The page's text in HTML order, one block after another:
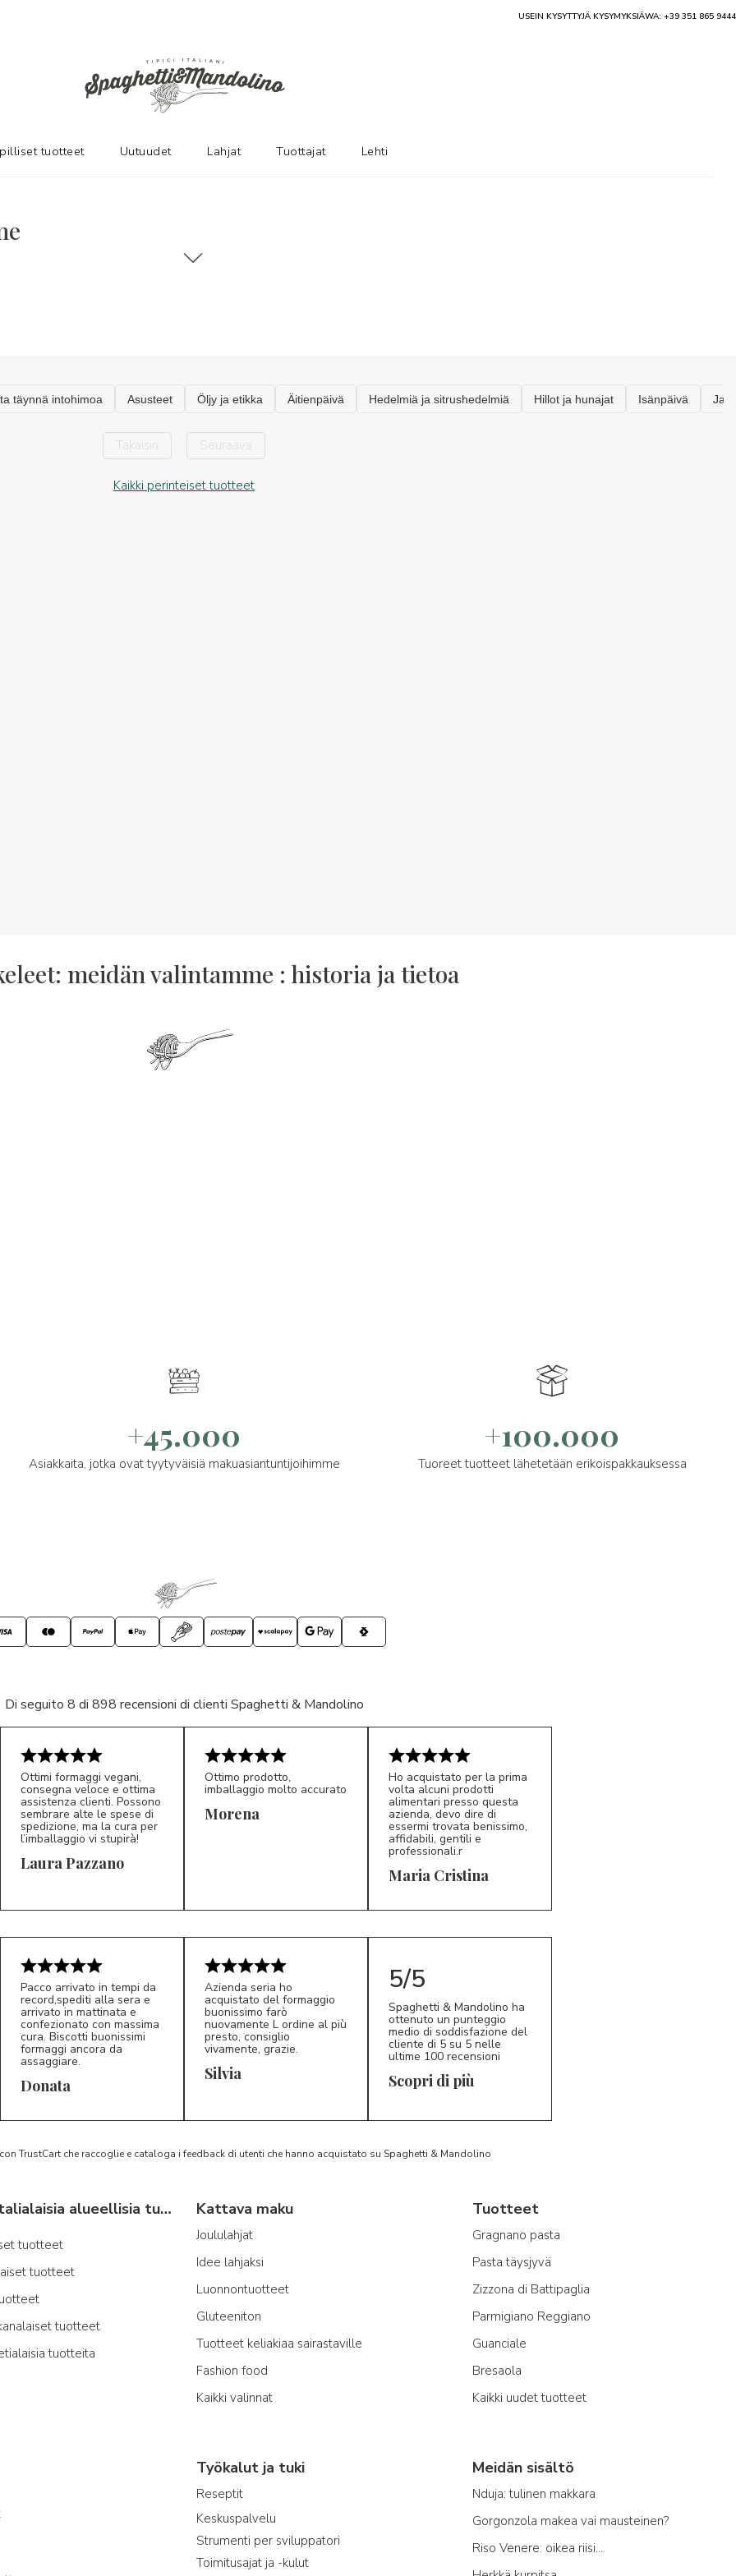
Takaisin Seuraava
Kaikki perinteiset tuotteet
meidän valintamme : historia ja tietoa
+45.000
Asiakkaita, jotka ovat tyytyväisiä makuasiantuntijoihimme
+100.000
Tuoreet tuotteet lähetetään erikoispakkauksessa
Di seguito 8 di 898 recensioni di clienti Spaghetti & Mandolino
LP 5/5
Ottimi formaggi vegani,
consegna veloce e ottima
assistenza clienti. Possono
sembrare alte le spese di
spedizione, ma la cura per
l’imballaggio vi stupirà!
Laura Pazzano
Ottimo prodotto,
imballaggio molto accurato
Morena
MC 5/5
Ho acquistato per la prima
volta alcuni prodotti
alimentari presso questa
azienda, devo dire di
essermi trovata benissimo,
affidabili, gentili e
professionali.r
Maria Cristina
D*
Pacco arrivato in tempi da
record,spediti alla sera e
arrivato in mattinata e
confezionato con massima
cura. Biscotti buonissimi
formaggi ancora da
assaggiare.
Donata S*
Azienda seria ho
acquistato del formaggio
buonissimo farò
nuovamente L ordine al più
presto, consiglio
vivamente, grazie.
Silvia
5/5
Spaghetti & Mandolino ha
ottenuto un punteggio
medio di soddisfazione del
cliente di 5 su 5 nelle
ultime 100 recensioni
Scopri di più
TrustCart che raccoglie e cataloga i feedback di utenti che hanno acquistato su Spaghetti & Mandolino
Tyypillisiä italialaisia alueellisia tuotteita
tuotteet
tuotteet
tuotteet
tuotteita
Kattava maku
Joululahjat
Idee lahjaksi
Luonnontuotteet
Gluteeniton
Tuotteet keliakiaa sairastaville
Fashion food
Kaikki valinnat
Tuotteet
Gragnano pasta
Pasta täysjyvä
Zizzona di Battipaglia
Parmigiano Reggiano
Guanciale
Bresaola
Kaikki uudet tuotteet
Työkalut ja tuki
Reseptit
Keskuspalvelu
Strumenti per sviluppatori
Toimitusajat ja -kulut
Meidän sisältö
Nduja: tulinen makkara
Gorgonzola makea vai mausteinen?
Riso Venere: oikea riisi...
USEIN KYSYTTYJÄ KYSYMYKSIÄWA: +39 351 865 9444
tuotteet Uutuudet Lahjat Tuottajat Lehti